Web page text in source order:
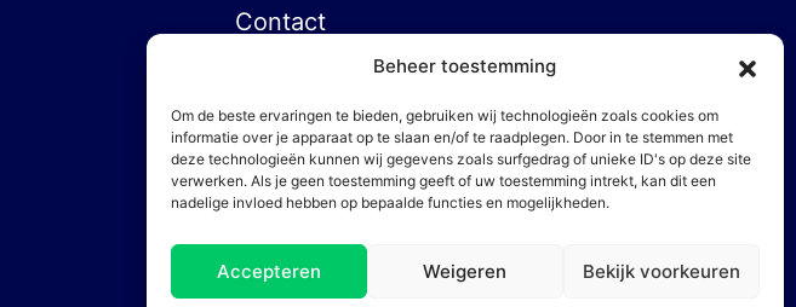
Beheer toestemming
Om de beste ervaringen te bieden, gebruiken wij technologieën zoals cookies om
informatie over je apparaat op te slaan en/of te raadplegen. Door in te stemmen met
deze technologieën kunnen wij gegevens zoals surfgedrag of unieke ID's op deze site
verwerken. Als je geen toestemming geeft of uw toestemming intrekt, kan dit een
nadelige invloed hebben op bepaalde functies en mogelijkheden.
Accepteren Weigeren Bekijk voorkeuren
Contact